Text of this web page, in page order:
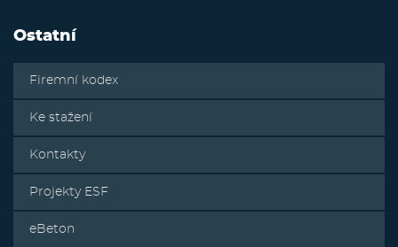
Ostatní
Firemní kodex
Ke stažení
Kontakty
Projekty ESF
eBeton